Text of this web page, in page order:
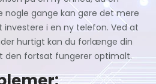
gange kan gøre det mere
i en ny telefon. Ved at
hurtigt kan du forlænge din
den fortsat fungerer optimalt.